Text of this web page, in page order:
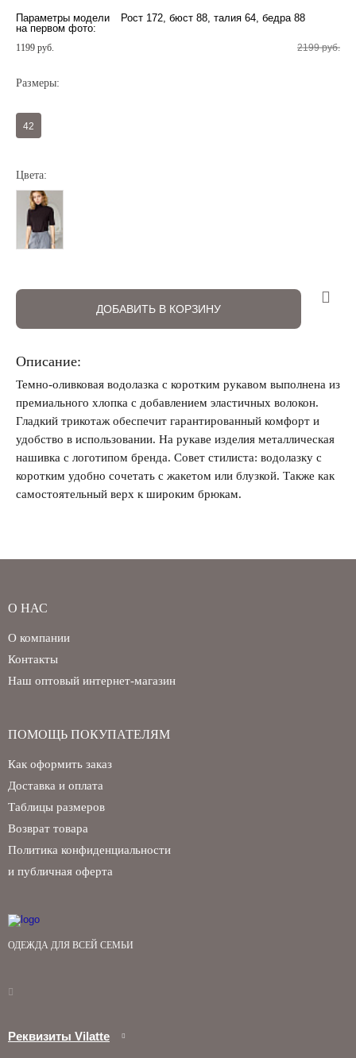
Забыли свой пароль?
Параметры модели
на первом фото:
Рост 172, бюст 88, талия 64, бедра 88
1199 руб. 2199 руб.
Размеры:
42
Цвета:
ДОБАВИТЬ В КОРЗИНУ
Описание:
Темно-оливковая водолазка с коротким рукавом выполнена из
премиального хлопка с добавлением эластичных волокон.
Гладкий трикотаж обеспечит гарантированный комфорт и
удобство в использовании. На рукаве изделия металлическая
нашивка с логотипом бренда. Совет стилиста: водолазку с
коротким удобно сочетать с жакетом или блузкой. Также как
самостоятельный верх к широким брюкам.
ОДЕЖДА ДЛЯ ВСЕЙ СЕМЬИ
Реквизиты Vilatte
О НАС
О компании
Контакты
Наш оптовый интернет-магазин
ПОМОЩЬ ПОКУПАТЕЛЯМ
Как оформить заказ
Доставка и оплата
Таблицы размеров
Возврат товара
Политика конфиденциальности
и публичная оферта